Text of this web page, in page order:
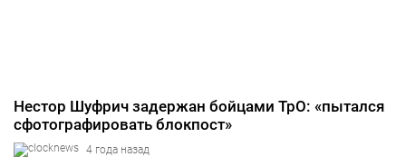
Нестор Шуфрич задержан бойцами ТрО: «пытался
сфотографировать блокпост»
4 года назад